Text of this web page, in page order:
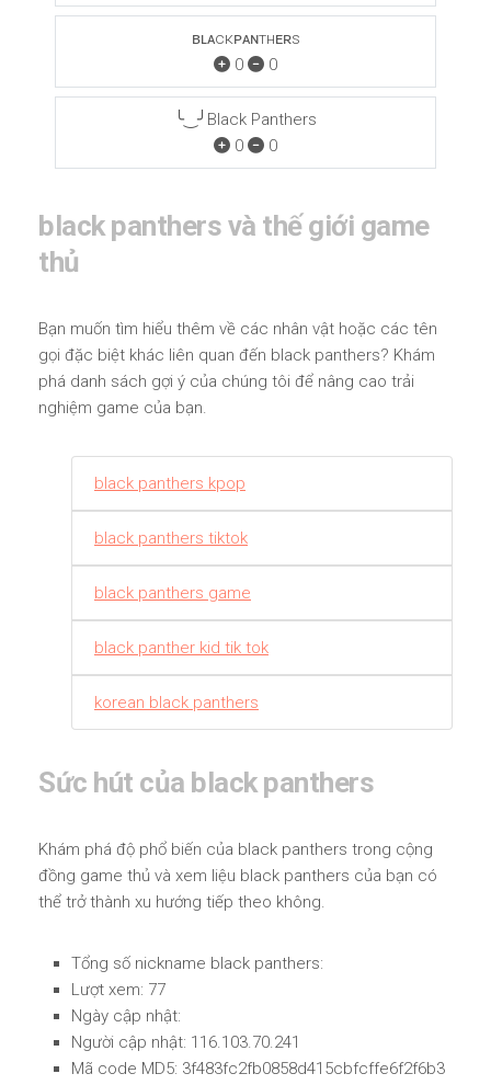
ʙʟᴀcκᴘᴀɴтнᴇʀs
0
0
╰‿╯Black Panthers
0
0
black panthers và thế giới game
thủ
Bạn muốn tìm hiểu thêm về các nhân vật hoặc các tên
gọi đặc biệt khác liên quan đến black panthers? Khám
phá danh sách gợi ý của chúng tôi để nâng cao trải
nghiệm game của bạn.
black panthers kpop
black panthers tiktok
black panthers game
black panther kid tik tok
korean black panthers
Sức hút của black panthers
Khám phá độ phổ biến của black panthers trong cộng
đồng game thủ và xem liệu black panthers của bạn có
thể trở thành xu hướng tiếp theo không.
Tổng số nickname black panthers:
Lượt xem: 77
Ngày cập nhật:
Người cập nhật: 116.103.70.241
Mã code MD5: 3f483fc2fb0858d415cbfcffe6f2f6b3